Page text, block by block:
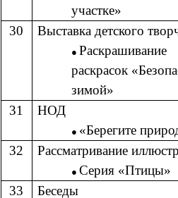
участке»
30
Выставка детского
Раскрашивание
раскрасок
зимой»
31
НОД
«Берегите
32
Рассматривание
Серия «Птицы»
33 Беседы